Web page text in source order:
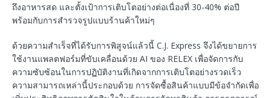
ถึงอาหารสด และตั้งเป้าการเติบโตอย่างต่อเนื่องที่ 30-40% ต่อปี
พร้อมกับการสำรวจรูปแบบร้านค้าใหม่ๆ
ด้วยความสำเร็จที่ได้รับการพิสูจน์แล้วนี้ C.J. Express จึงได้ขยายการ
ใช้งานแพลตฟอร์มที่ขับเคลื่อนด้วย AI ของ RELEX เพื่อจัดการกับ
ความซับซ้อนในการปฏิบัติงานที่เกิดจากการเติบโตอย่างรวดเร็ว
ความสามารถเหล่านี้ประกอบด้วย การจัดซื้อสินค้าแบบมีข้อจำกัดเพื่อ